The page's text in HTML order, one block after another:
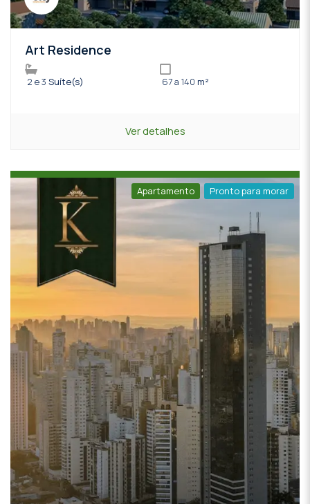
Art Residence
2 e 3 Suíte(s) 67 a 140 m²
Ver detalhes
Apartamento Pronto para morar